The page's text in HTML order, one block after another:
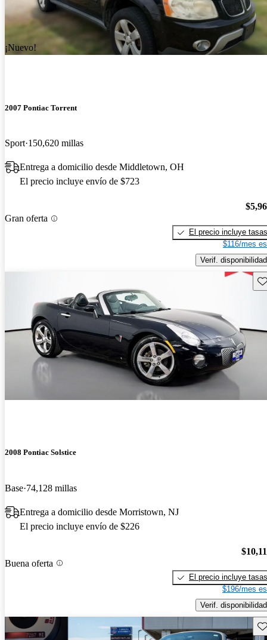
¡Nuevo!
2007 Pontiac Torrent
Sport 150,620 millas
Entrega a domicilio desde Middletown, OH
El precio incluye envío de $723
Gran oferta
El precio incluye tasas
$116/mes
Verif. disponibilidad
2008 Pontiac Solstice
Base 74,128 millas
Entrega a domicilio desde Morristown, NJ
El precio incluye envío de $226
Buena oferta
El precio incluye tasas
$196/mes
Verif. disponibilidad